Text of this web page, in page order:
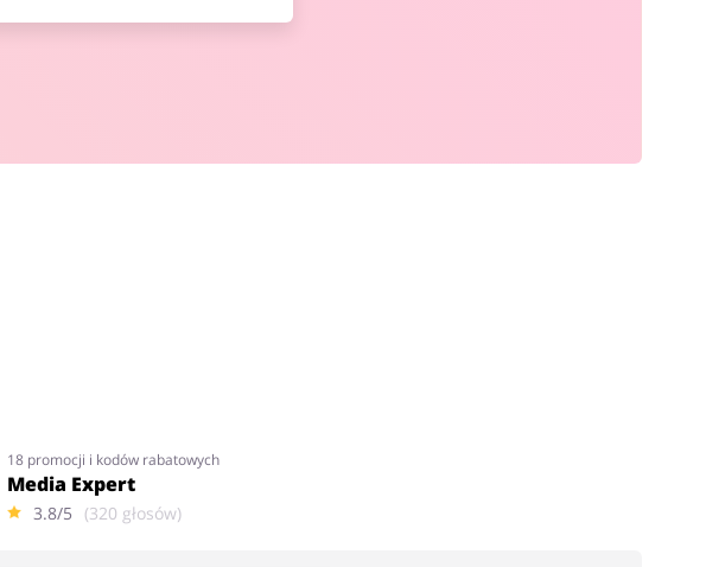
18 promocji i kodów rabatowych
Media Expert
3.8/5 (320 głosów)